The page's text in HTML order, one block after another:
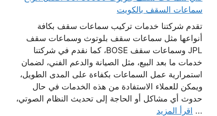
سماعات السقف بالكويت
تقدم شركتنا خدمات تركيب سماعات سقف بكافة
أنواعها مثل سماعات سقف بلوتوث وسماعات سقف
JPL وسماعات سقف BOSE، كما نقدم في شركتنا
خدمات ما بعد البيع، مثل الصيانة والدعم الفني، لضمان
استمرارية عمل السماعات بكفاءة على المدى الطويل،
ويمكن للعملاء الاستفادة من هذه الخدمات في حال
حدوث أي مشاكل أو الحاجة إلى تحديث النظام الصوتي،
... اقرأ المزيد